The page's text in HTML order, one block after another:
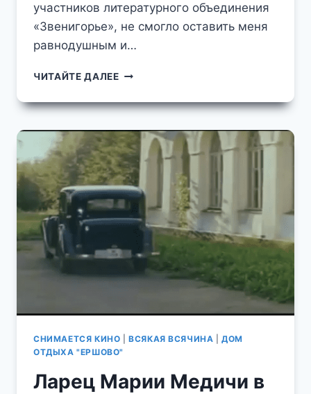
участников литературного объединения
«Звенигорье», не смогло оставить меня
равнодушным и…
ЧИТАЙТЕ ДАЛЕЕПРОЩАНИЕ
СТАРЫМ
ЗВЕНИГОРОДСКОГО
ПОЭТА
ИВАНА
ЖОГИНА
СНИМАЕТСЯ КИНО |ВСЯКАЯ ВСЯЧИНА |ДОМ
ОТДЫХА "ЕРШОВО"
Ларец Марии Медичи в